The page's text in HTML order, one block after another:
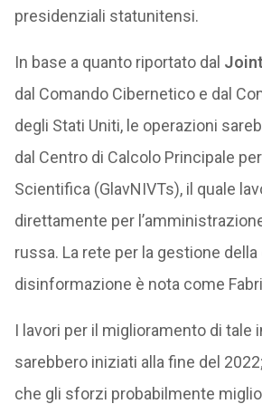
presidenziali statunitensi.
In base a quanto riportato dal
dal Comando Cibernetico e dal
degli Stati Uniti, le operazioni
dal Centro di Calcolo Principale
Scientifica (GlavNIVTs), il quale
direttamente per
russa. La rete per la gestione
disinformazione è nota come
I lavori per il miglioramento di tale
sarebbero iniziati alla fine del
che gli sforzi probabilmente